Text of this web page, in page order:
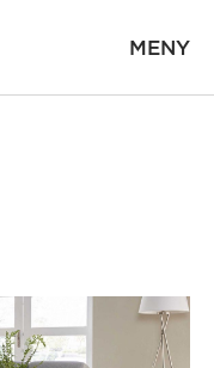
MENY